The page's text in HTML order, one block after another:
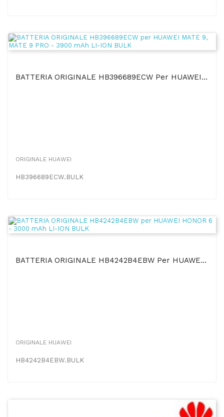
BATTERIA ORIGINALE HB396689ECW Per HUAWEI MATE 9, MATE 9 PRO - 3900 MAh LI-ION BULK
ORIGINALE HUAWEI
HB396689ECW.BULK
BATTERIA ORIGINALE HB4242B4EBW Per HUAWEI HONOR 6 - 3000 MAh LI-ION BULK
ORIGINALE HUAWEI
HB4242B4EBW.BULK